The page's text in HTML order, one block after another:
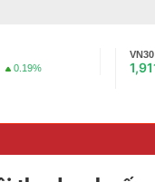
0.19%
VN30